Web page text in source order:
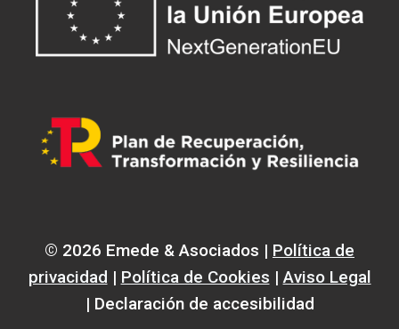
© 2026 Emede & Asociados | Política de
privacidad | Política de Cookies |Aviso Legal
| Declaración de accesibilidad